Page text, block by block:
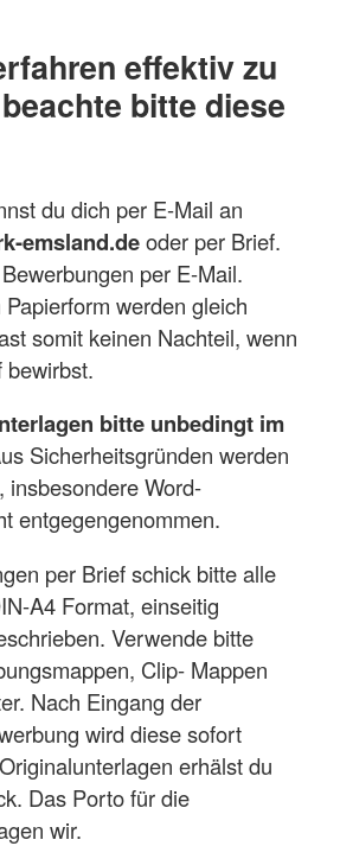
effektiv zu
bitte diese
du dich per E-Mail an
emsland.deoder per Brief.
per E-Mail.
werden gleich
somit keinen Nachteil, wenn
bewirbst.
bitte unbedingt im
Sicherheitsgründen werden
insbesondere Word-
entgegengenommen.
per Brief schick bitte alle
A4 Format, einseitig
Verwende bitte
Clip- Mappen
Nach Eingang der
wird diese sofort
erhälst du
Das Porto für die
wir.